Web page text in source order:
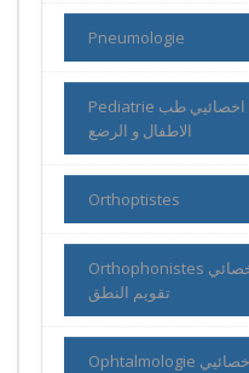
Pneumologie
Pediatrie اخصائيي طب
الاطفال و الرضع
Orthoptistes
Orthophonistes اخصائي
تقويم النطق
Ophtalmologie اخصائيي